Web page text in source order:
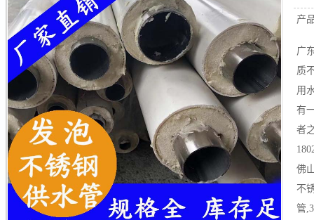
产
广
质
用
有
者
佛
不
管